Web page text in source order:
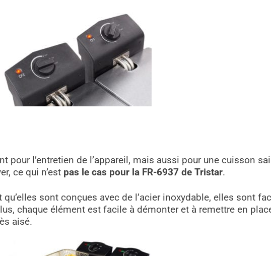
pour l’entretien de l’appareil, mais aussi pour une cuisson
ce qui n’est pas le cas pour la FR-6937 de Tristar.
sont conçues avec de l’acier inoxydable, elles sont
chaque élément est facile à démonter et à remettre en
aisé.